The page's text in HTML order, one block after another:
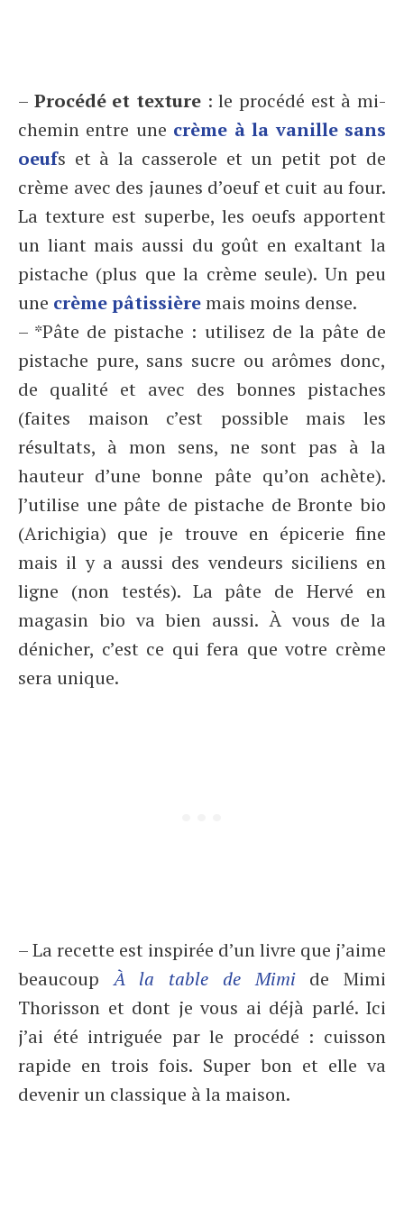
– Procédé et texture : le procédé est à mi-
chemin entre une crème à la vanille sans
oeufs et à la casserole et un petit pot de
crème avec des jaunes d’oeuf et cuit au four.
La texture est superbe, les oeufs apportent
un liant mais aussi du goût en exaltant la
pistache (plus que la crème seule). Un peu
une crème pâtissièremais moins dense.
– *Pâte de pistache : utilisez de la pâte de
pistache pure, sans sucre ou arômes donc,
de qualité et avec des bonnes pistaches
(faites maison c’est possible mais les
résultats, à mon sens, ne sont pas à la
hauteur d’une bonne pâte qu’on achète).
J’utilise une pâte de pistache de Bronte bio
(Arichigia) que je trouve en épicerie fine
mais il y a aussi des vendeurs siciliens en
ligne (non testés). La pâte de Hervé en
magasin bio va bien aussi. À vous de la
dénicher, c’est ce qui fera que votre crème
sera unique.
– La recette est inspirée d’un livre que j’aime
beaucoupÀ la table de Mimide Mimi
Thorisson et dont je vous ai déjà parlé. Ici
j’ai été intriguée par le procédé : cuisson
rapide en trois fois. Super bon et elle va
devenir un classique à la maison.